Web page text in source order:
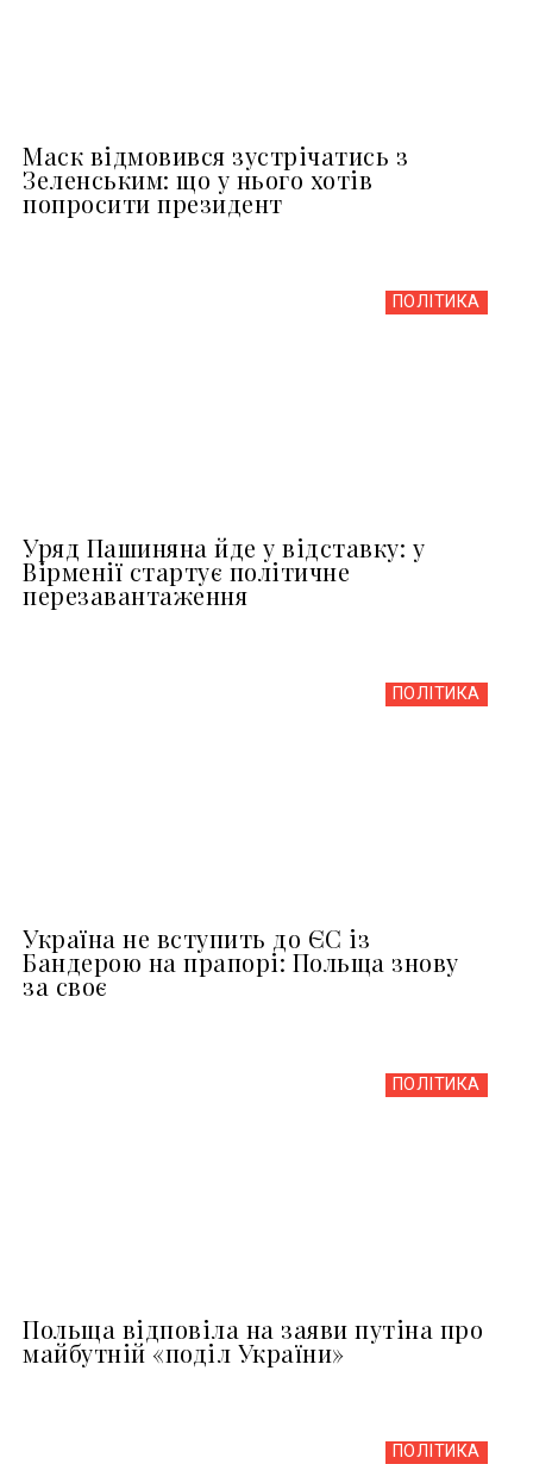
Маск відмовився зустрічатись з
Зеленським: що у нього хотів
попросити президент
ПОЛІТИКА
Уряд Пашиняна йде у відставку: у
Вірменії стартує політичне
перезавантаження
ПОЛІТИКА
Україна не вступить до ЄС із
Бандерою на прапорі: Польща знову
за своє
ПОЛІТИКА
Польща відповіла на заяви путіна про
майбутній «поділ України»
ПОЛІТИКА